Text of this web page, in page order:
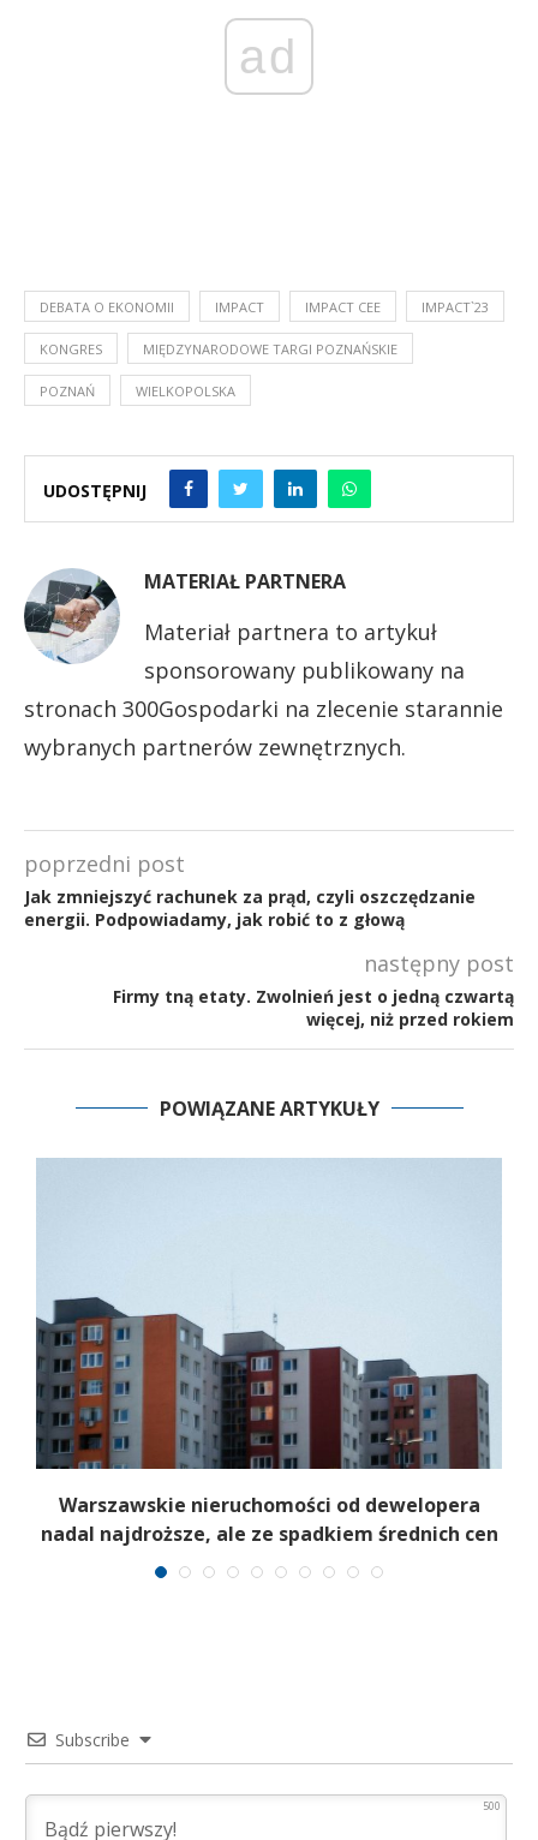
ad
DEBATA O EKONOMII IMPACT IMPACT CEE IMPACT`23
KONGRES MIĘDZYNARODOWE TARGI POZNAŃSKIE
POZNAŃ WIELKOPOLSKA
UDOSTĘPNIJ
MATERIAŁ PARTNERA
Materiał partnera to artykuł
sponsorowany publikowany na
stronach 300Gospodarki na zlecenie starannie
wybranych partnerów zewnętrznych.
poprzedni post
Jak zmniejszyć rachunek za prąd, czyli oszczędzanie
energii. Podpowiadamy, jak robić to z głową
następny post
Firmy tną etaty. Zwolnień jest o jedną czwartą
więcej, niż przed rokiem
POWIĄZANE ARTYKUŁY
Warszawskie nieruchomości od dewelopera
nadal najdroższe, ale ze spadkiem średnich cen
Subscribe
500